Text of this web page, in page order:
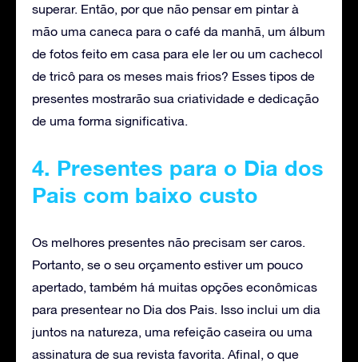
superar. Então, por que não pensar em pintar à
mão uma caneca para o café da manhã, um álbum
de fotos feito em casa para ele ler ou um cachecol
de tricô para os meses mais frios? Esses tipos de
presentes mostrarão sua criatividade e dedicação
de uma forma significativa.
4. Presentes para o Dia dos
Pais com baixo custo
Os melhores presentes não precisam ser caros.
Portanto, se o seu orçamento estiver um pouco
apertado, também há muitas opções econômicas
para presentear no Dia dos Pais. Isso inclui um dia
juntos na natureza, uma refeição caseira ou uma
assinatura de sua revista favorita. Afinal, o que